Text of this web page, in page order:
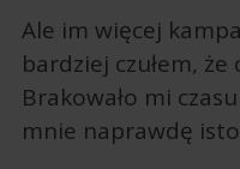
Ale im więcej
bardziej czułem,
Brakowało mi
mnie naprawdę